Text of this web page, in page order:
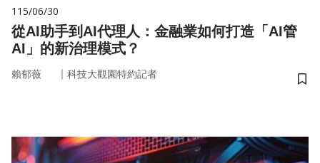
115/06/30
從AI助手到AI代理人：金融業如何打造「AI管
AI」的新治理模式？
賴郁薇 ｜ 科技大觀園特約記者
儲